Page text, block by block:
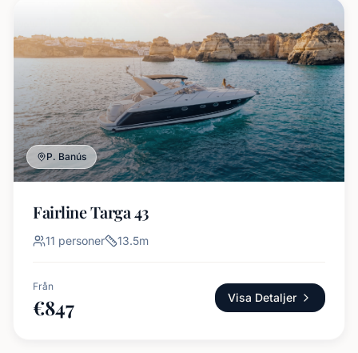
P. Banús
Fairline Targa 43
11 personer 13.5m
Från
€847 Visa Detaljer